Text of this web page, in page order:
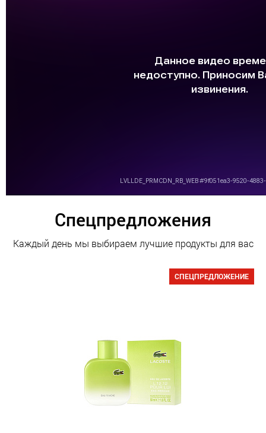
Спецпредложения
Каждый день мы выбираем лучшие продукты для вас
СПЕЦПРЕДЛОЖЕНИЕ